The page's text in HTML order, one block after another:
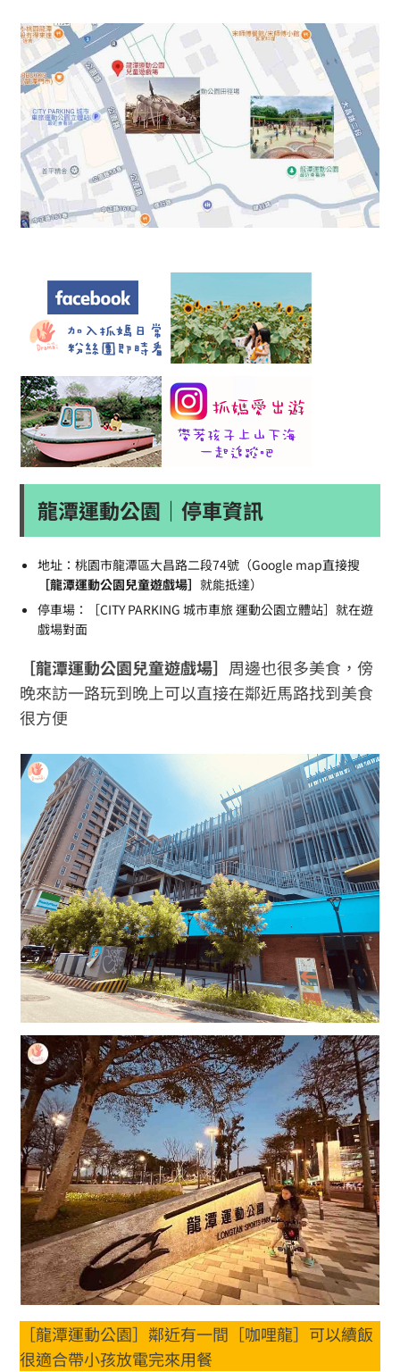
龍潭運動公園｜停車資訊
地址：桃園市龍潭區大昌路二段74號（Google map直接搜
［龍潭運動公園兒童遊戲場］ 就能抵達）
停車場：［CITY PARKING 城市車旅 運動公園立體站］就在遊
戲場對面
［龍潭運動公園兒童遊戲場］ 周邊也很多美食，傍
晚來訪一路玩到晚上可以直接在鄰近馬路找到美食
很方便
［龍潭運動公園］鄰近有一間［咖哩龍］可以續飯
很適合帶小孩放電完來用餐